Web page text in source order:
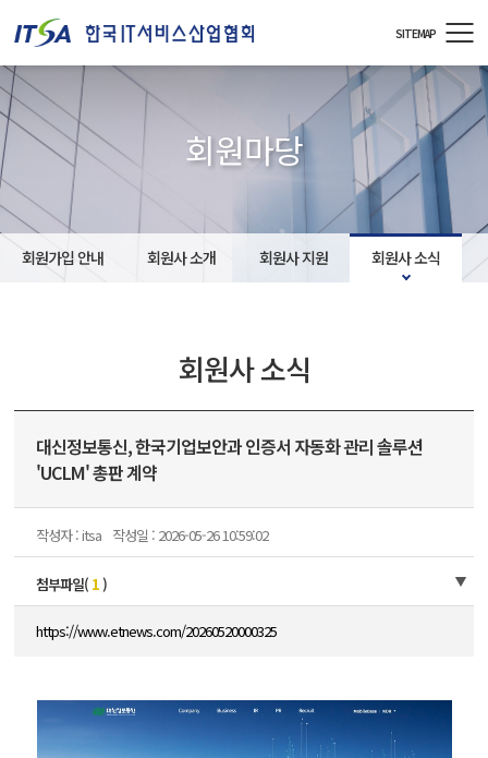
SITEMAP
회원마당
회원가입 안내 회원사 소개 회원사 지원 회원사 소식
회원사 소식
대신정보통신, 한국기업보안과 인증서 자동화 관리 솔루션
'UCLM' 총판 계약
작성자 : itsa 작성일 : 2026-05-26 10:59:02
첨부파일( 1 )
https://www.etnews.com/20260520000325